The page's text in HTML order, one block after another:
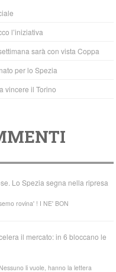
l’iniziativa
sarà con vista Coppa
per lo Spezia
vincere il Torino
Lo Spezia segna nella ripresa
rovina' ! I NE' BON
il mercato: in 6 bloccano le
li vuole, hanno la lettera